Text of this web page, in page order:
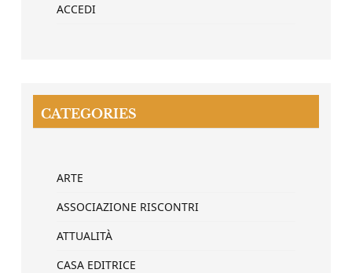
ACCEDI
CATEGORIES
ARTE
ASSOCIAZIONE RISCONTRI
ATTUALITÀ
CASA EDITRICE